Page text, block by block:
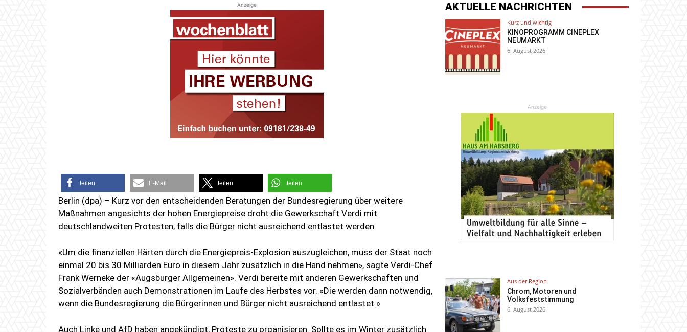
Anzeige
teilen E-Mail teilen teilen
Berlin (dpa) – Kurz vor den entscheidenden Beratungen der Bundesregierung über weitere
Maßnahmen angesichts der hohen Energiepreise droht die Gewerkschaft Verdi mit
deutschlandweiten Protesten, falls die Bürger nicht ausreichend entlastet werden.
«Um die finanziellen Härten durch die Energiepreis-Explosion auszugleichen, muss der Staat noch
einmal 20 bis 30 Milliarden Euro in diesem Jahr zusätzlich in die Hand nehmen», sagte Verdi-Chef
Frank Werneke der «Augsburger Allgemeinen». Verdi bereite mit anderen Gewerkschaften und
Sozialverbänden auch Demonstrationen im Laufe des Herbstes vor. «Die werden dann notwendig,
wenn die Bundesregierung die Bürgerinnen und Bürger nicht ausreichend entlastet.»
Auch Linke und AfD haben angekündigt, Proteste zu organisieren. Sollte es im Winter zusätzlich
AKTUELLE NACHRICHTEN
Kurz und wichtig
KINOPROGRAMM CINEPLEX
NEUMARKT
6. August 2026
Anzeige
Aus der Region
Chrom, Motoren und
Volksfeststimmung
6. August 2026